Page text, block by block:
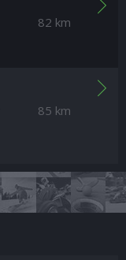
82 km
85 km